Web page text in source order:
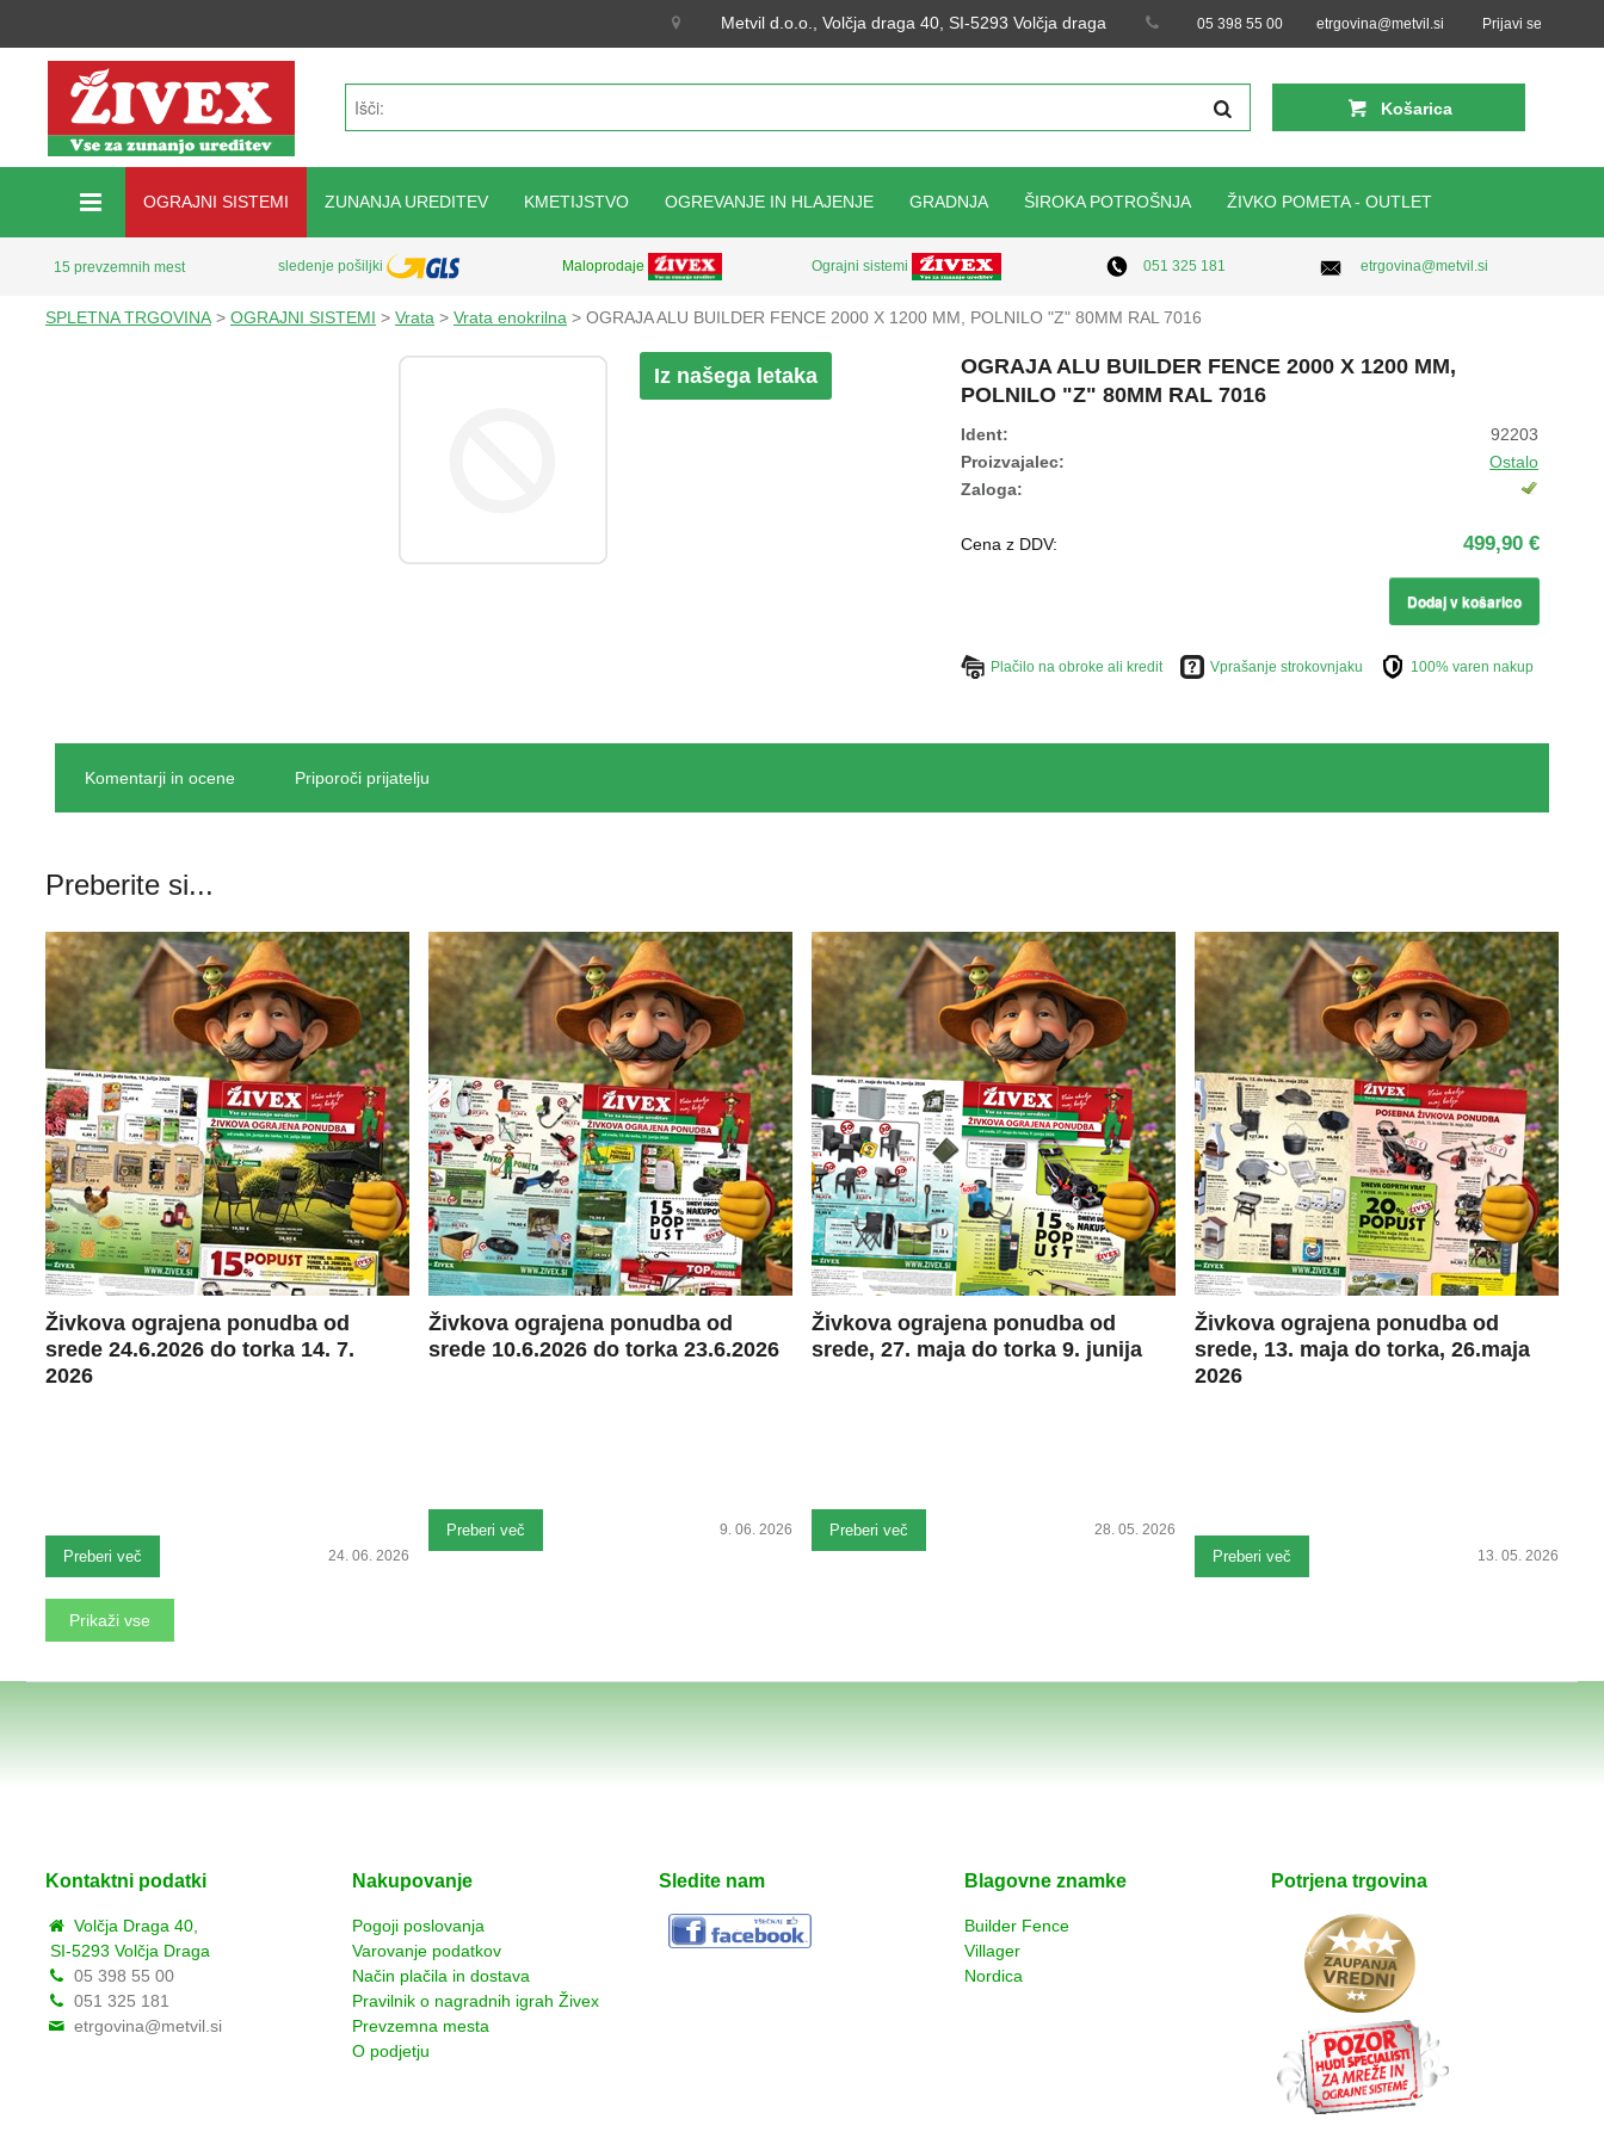
Metvil d.o.o., Volčja draga 40, SI-5293 Volčja draga 05 398 55 00 etrgovina@metvil.si Prijavi se
Košarica
OGRAJNI SISTEMI ZUNANJA UREDITEV KMETIJSTVO OGREVANJE IN HLAJENJE GRADNJA ŠIROKA POTROŠNJA ŽIVKO POMETA - OUTLET
15 prevzemnih mest sledenje pošiljki Maloprodaje Ograjni sistemi 051 325 181 etrgovina@metvil.si
SPLETNA TRGOVINA > OGRAJNI SISTEMI > Vrata > Vrata enokrilna > OGRAJA ALU BUILDER FENCE 2000 X 1200 MM, POLNILO "Z" 80MM RAL 7016
Iz našega letaka
OGRAJA ALU BUILDER FENCE 2000 X 1200 MM,
POLNILO "Z" 80MM RAL 7016
Ident:
92203
Proizvajalec:
Ostalo
Zaloga:
Cena z DDV: 499,90 €
Dodaj v košarico
Plačilo na obroke ali kredit Vprašanje strokovnjaku 100% varen nakup
Komentarji in ocene Priporoči prijatelju
Preberite si...
Živkova ograjena ponudba od
srede 24.6.2026 do torka 14. 7.
2026
Preberi več 24. 06. 2026
Živkova ograjena ponudba od
srede 10.6.2026 do torka 23.6.2026
Preberi več 9. 06. 2026
Živkova ograjena ponudba od
srede, 27. maja do torka 9. junija
Preberi več 28. 05. 2026
Živkova ograjena ponudba od
srede, 13. maja do torka, 26.maja
2026
Preberi več 13. 05. 2026
Prikaži vse
Kontaktni podatki
Volčja Draga 40,
SI-5293 Volčja Draga
05 398 55 00
051 325 181
etrgovina@metvil.si
Nakupovanje
Pogoji poslovanja
Varovanje podatkov
Način plačila in dostava
Pravilnik o nagradnih igrah Živex
Prevzemna mesta
O podjetju
Sledite nam Blagovne znamke
Builder Fence
Villager
Nordica
Potrjena trgovina